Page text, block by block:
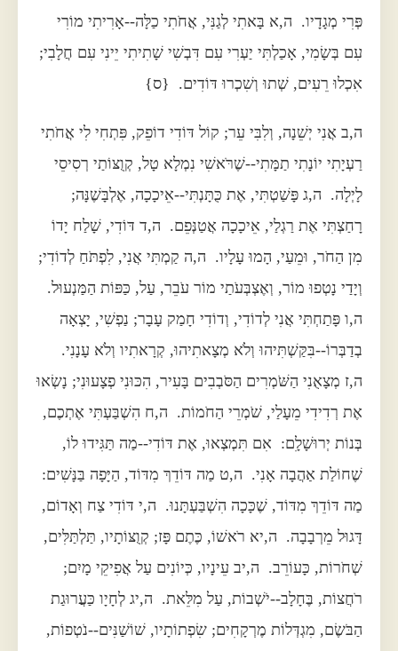
פְּרִי מְגָדָיו. ה,א בָּאתִי לְגַנִּי, אֲחֹתִי כַלָּה--אָרִיתִי מוֹרִי
עִם בְּשָׂמִי, אָכַלְתִּי יַעְרִי עִם דִּבְשִׁי שָׁתִיתִי יֵינִי עִם חֲלָבִי;
אִכְלוּ רֵעִים, שְׁתוּ וְשִׁכְרוּ דּוֹדִים. {ס}
ה,ב אֲנִי יְשֵׁנָה, וְלִבִּי עֵר; קוֹל דּוֹדִי דוֹפֵק, פִּתְחִי לִי אֲחֹתִי
רַעְיָתִי יוֹנָתִי תַמָּתִי--שֶׁרֹּאשִׁי נִמְלָא טָל, קְוֻצּוֹתַי רְסִיסֵי
לָיְלָה. ה,ג פָּשַׁטְתִּי, אֶת כֻּתָּנְתִּי--אֵיכָכָה, אֶלְבָּשֶׁנָּה;
רָחַצְתִּי אֶת רַגְלַי, אֵיכָכָה אֲטַנְּפֵם. ה,ד דּוֹדִי, שָׁלַח יָדוֹ
מִן הַחֹר, וּמֵעַי, הָמוּ עָלָיו. ה,ה קַמְתִּי אֲנִי, לִפְתֹּחַ לְדוֹדִי;
וְיָדַי נָטְפוּ מוֹר, וְאֶצְבְּעֹתַי מוֹר עֹבֵר, עַל, כַּפּוֹת הַמַּנְעוּל.
ה,ו פָּתַחְתִּי אֲנִי לְדוֹדִי, וְדוֹדִי חָמַק עָבָר; נַפְשִׁי, יָצְאָה
בְדַבְּרוֹ--בִּקַּשְׁתִּיהוּ וְלֹא מְצָאתִיהוּ, קְרָאתִיו וְלֹא עָנָנִי.
ה,ז מְצָאֻנִי הַשֹּׁמְרִים הַסֹּבְבִים בָּעִיר, הִכּוּנִי פְצָעוּנִי; נָשְׂאוּ
אֶת רְדִידִי מֵעָלַי, שֹׁמְרֵי הַחֹמוֹת. ה,ח הִשְׁבַּעְתִּי אֶתְכֶם,
בְּנוֹת יְרוּשָׁלִָם: אִם תִּמְצְאוּ, אֶת דּוֹדִי--מַה תַּגִּידוּ לוֹ,
שֶׁחוֹלַת אַהֲבָה אָנִי. ה,ט מַה דּוֹדֵךְ מִדּוֹד, הַיָּפָה בַּנָּשִׁים:
מַה דּוֹדֵךְ מִדּוֹד, שֶׁכָּכָה הִשְׁבַּעְתָּנוּ. ה,י דּוֹדִי צַח וְאָדוֹם,
דָּגוּל מֵרְבָבָה. ה,יא רֹאשׁוֹ, כֶּתֶם פָּז; קְוֻצּוֹתָיו, תַּלְתַּלִּים,
שְׁחֹרוֹת, כָּעוֹרֵב. ה,יב עֵינָיו, כְּיוֹנִים עַל אֲפִיקֵי מָיִם;
רֹחֲצוֹת, בֶּחָלָב--יֹשְׁבוֹת, עַל מִלֵּאת. ה,יג לְחָיָו כַּעֲרוּגַת
הַבֹּשֶׂם, מִגְדְּלוֹת מֶרְקָחִים; שִׂפְתוֹתָיו, שׁוֹשַׁנִּים--נֹטְפוֹת,